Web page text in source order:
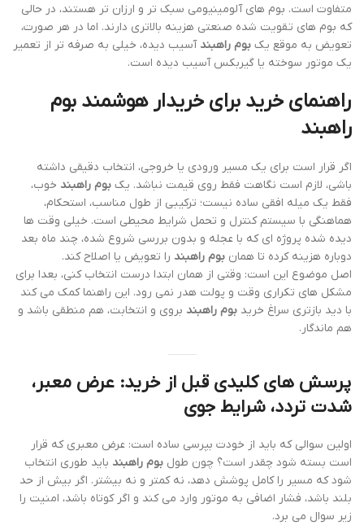
متفاوت است. بوم های آلومینیومی سبک تر و ارزان تر هستند، در حالی
که بوم های تقویت شده صنعتی هزینه بالاتری دارند. اما در هر صورت،
تعویض به موقع یک بوم راهبند آسیب دیده، خیلی به صرفه تر از تعمیر
یک موتور سوخته یا گیربکس آسیب دیده است.
راهنمای خرید برای خریدار هوشمند بوم
راهبند
اگر قرار است برای یک مسیر ورودی یا خروجی، انتخاب دقیقی داشته
باشی، لازم است نگاهت فقط روی قیمت نباشد. یک بوم راهبند خوب،
فقط یک میله افقی ساده نیست؛ ترکیبی از طول مناسب، استحکام،
هماهنگی با سیستم کنترل و تحمل شرایط محیطی است. خیلی وقت ها
دیده شده پروژه ای که با عجله و بدون بررسی شروع شده، چند ماه بعد
دوباره هزینه کرده تا همان بوم راهبند را تعویض یا اصلاح کند.
اصل موضوع این است: وقتی از همان ابتدا درست انتخاب کنی، بعدا برای
مشکل های تکراری وقت و پولت هدر نمی رود. این راهنما کمک می کند
با دید بازتری سراغ خرید بوم راهبند بروی و انتخابت، هم منطقی باشد و
هم ماندگار.
پرسش های کلیدی قبل از خرید: عرض معبر،
شدت تردد، شرایط جوی
اولین سوالی که باید از خودت بپرسی ساده است: عرض معبری که قرار
است بسته شود چقدر است؟ چون طول بوم راهبند باید طوری انتخاب
شود که مسیر را کامل پوشش دهد، نه کمتر و نه بیشتر. اگر بیش از حد
بلند باشد، فشار اضافی به موتور وارد می کند و اگر کوتاه باشد، امنیت را
زیر سوال می برد.